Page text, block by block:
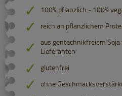
100% pflanzlich - 100%
reich an pflanzlichem
aus gentechnikfreiem
Lieferanten
glutenfrei
ohne